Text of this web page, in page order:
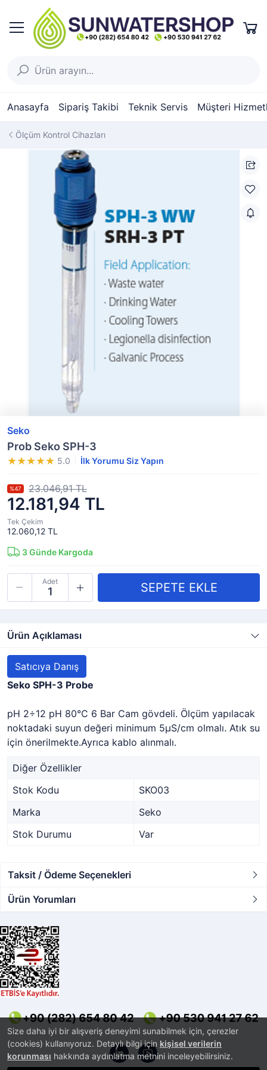
Anasayfa Sipariş Takibi Teknik Servis Müşteri
Size daha iyi bir alışveriş deneyimi sunabilmek için, çerezler
(cookies) kullanıyoruz. Detaylı bilgi için kişisel verilerin
korunması hakkında aydınlatma metnini inceleyebilirsiniz.
Ölçüm Kontrol Cihazları
Seko
Prob Seko SPH-3
5.0 İlk Yorumu Siz Yapın
12.181,94 TL
%47 23.046,91 TL
Tek Çekim
12.060,12 TL
3Günde Kargoda
Adet
Ürün Açıklaması
Satıcıya Danış
Seko SPH-3 Probe
pH 2÷12 pH 80°C 6 Bar Cam gövdeli. Ölçüm yapılacak
noktadaki suyun değeri minimum 5μS/cm olmalı. Atık su
için önerilmekte.Ayrıca kablo alınmalı.
Diğer Özellikler
Stok Kodu
SKO03
Marka
Seko
Stok Durumu
Var
Taksit / Ödeme Seçenekleri
Ürün Yorumları